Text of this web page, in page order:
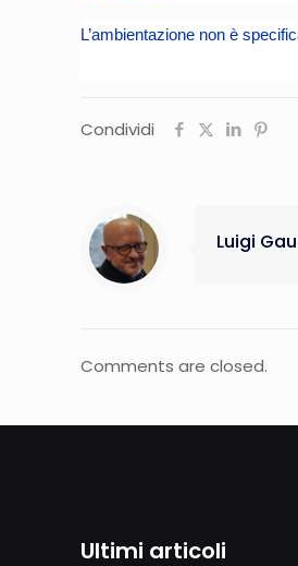
L’ambientazione non è
Condividi
Luigi
Comments are closed.
Ultimi articoli